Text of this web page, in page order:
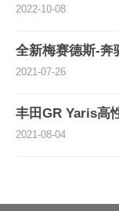
2022-10-08
全新梅赛德斯-奔
2021-07-26
丰田GR Yaris高
2021-08-04